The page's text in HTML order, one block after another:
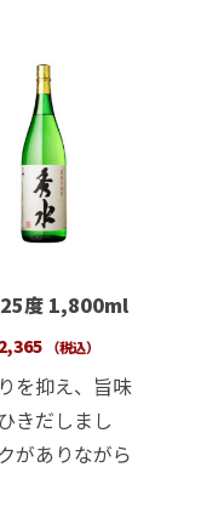
度 1,800ml
（税込）
を抑え、旨味
きだしまし
がありながら